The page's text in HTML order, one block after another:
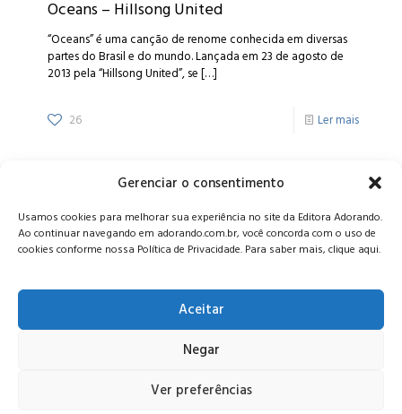
Gerenciar o consentimento
Usamos cookies para melhorar sua experiência no site da Editora Adorando.
Ao continuar navegando em adorando.com.br, você concorda com o uso de
cookies conforme nossa Política de Privacidade. Para saber mais, clique aqui.
Aceitar
Negar
Ver preferências
Oceans – Hillsong United
“Oceans” é uma canção de renome conhecida em diversas
partes do Brasil e do mundo. Lançada em 23 de agosto de
2013 pela “Hillsong United”, se[…]
26 Ler mais
Alameda Oscar Niemeyer, 1033 – 7º Andar - Portaria 04, Vila da
Serra - Nova Lima/MG, CEP: 34006-065 - MG
CONTATO:editora@adorando.com.br
Consulte nossapolítica de privacidade